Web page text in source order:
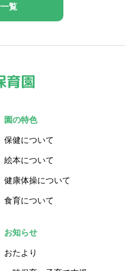
覧
園の特色
保健について
絵本について
健康体操について
食育について
お知らせ
おたより